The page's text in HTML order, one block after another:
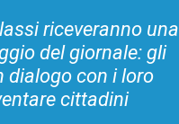
riceveranno una
del giornale: gli
dialogo con i loro
cittadini